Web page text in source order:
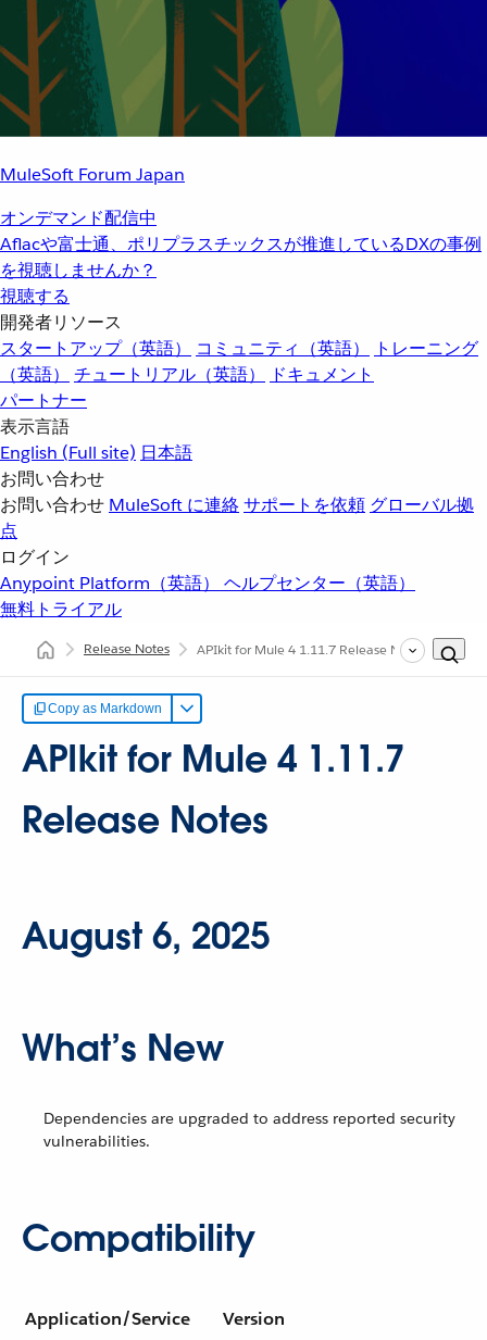
MuleSoft Forum Japan
オンデマンド配信中
Aflacや富士通、ポリプラスチックスが推進しているDXの事例
を視聴しませんか？
視聴する
開発者リソース
スタートアップ（英語）
コミュニティ（英語）
トレーニング
（英語）
チュートリアル（英語）
ドキュメント
パートナー
表示言語
English (Full site) 日本語
お問い合わせ
お問い合わせ MuleSoft に連絡サポートを依頼 グローバル拠
点
ログイン
Anypoint Platform（英語） ヘルプセンター（英語）
無料トライアル
Release Notes APIkit for Mule 4 1.11.7 Release Notes
Copy as Markdown
APIkit for Mule 4 1.11.7
Release Notes
August 6, 2025
What’s New
Dependencies are upgraded to address reported security
vulnerabilities.
Compatibility
Application/Service Version